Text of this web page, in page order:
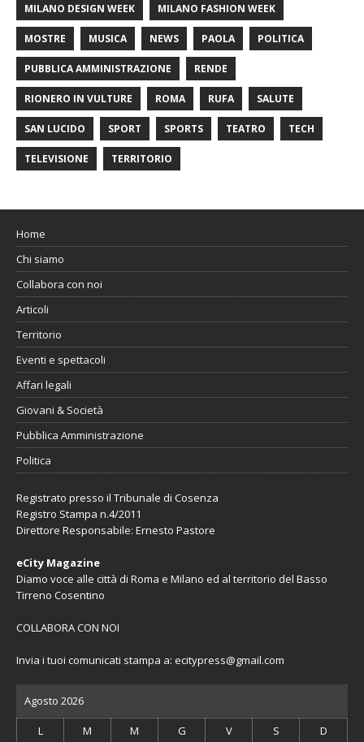
MILANO DESIGN WEEK MILANO FASHION WEEK
MOSTRE MUSICA NEWS PAOLA POLITICA
PUBBLICA AMMINISTRAZIONE RENDE
RIONERO IN VULTURE ROMA RUFA SALUTE
SAN LUCIDO SPORT SPORTS TEATRO TECH
TELEVISIONE TERRITORIO
Home
Chi siamo
Collabora con noi
Articoli
Territorio
Eventi e spettacoli
Affari legali
Giovani & Società
Pubblica Amministrazione
Politica
Registrato presso il Tribunale di Cosenza
Registro Stampa n.4/2011
Direttore Responsabile: Ernesto Pastore
eCity Magazine
Diamo voce alle città di Roma e Milano ed al territorio del Basso
Tirreno Cosentino
COLLABORA CON NOI
Invia i tuoi comunicati stampa a: ecitypress@gmail.com
Agosto 2026
L M M G V S D